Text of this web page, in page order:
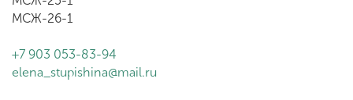
МСЖ-26-1
+7 903 053-83-94
elena_stupishina@mail.ru